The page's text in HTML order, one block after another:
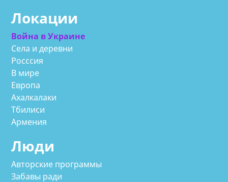
Локации
Война в Украине
Села и деревни
Росссия
В мире
Европа
Ахалкалаки
Тбилиси
Армения
Люди
Авторские программы
Забавы ради